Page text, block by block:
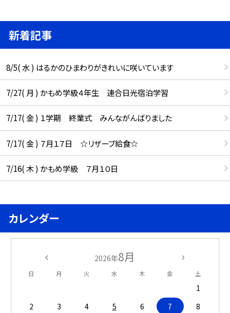
新着記事
8/5( 水 ) はるかのひまわりがきれいに咲いています
7/27( 月 ) かもめ学級４年生 連合日光宿泊学習
7/17( 金 ) １学期 終業式 みんながんばりました
7/17( 金 ) ７月１７日 ☆リザーブ給食☆
7/16( 木 ) かもめ学級 ７月１０日
カレンダー
2026年8月
日 月 火 水 木 金 土
1
2
3 4 5 6 7
8